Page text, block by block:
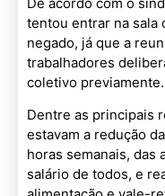
tentou entrar na sala
negado, já que a
trabalhadores
coletivo previamente.
Dentre as principais
estavam a redução
horas semanais, das
salário de todos, e